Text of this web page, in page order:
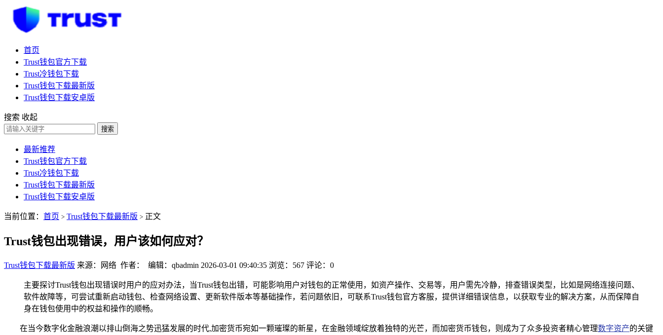
首页
Trust钱包官方下载
Trust冷钱包下载
Trust钱包下载最新版
Trust钱包下载安卓版
搜索 收起
搜索
最新推荐
Trust钱包官方下载
Trust冷钱包下载
Trust钱包下载最新版
Trust钱包下载安卓版
当前位置： 首页 > Trust钱包下载最新版 > 正文
Trust钱包出现错误，用户该如何应对？
Trust钱包下载最新版 来源：网络 作者： 编辑：qbadmin 2026-03-01 09:40:35 浏览：567 评论：0
主要探讨Trust钱包出现错误时用户的应对办法，当Trust钱包出错，可能影响用户对钱包的正常使用，如资产操作、交易等，用户需先冷静，排查错误类型，比如是网络连接问题、
软件故障等，可尝试重新启动钱包、检查网络设置、更新软件版本等基础操作，若问题依旧，可联系Trust钱包官方客服，提供详细错误信息，以获取专业的解决方案，从而保障自
身在钱包使用中的权益和操作的顺畅。
在当今数字化金融浪潮以排山倒海之势迅猛发展的时代,加密货币宛如一颗璀璨的新星，在金融领域绽放着独特的光芒，而加密货币钱包，则成为了众多投资者精心管理数字资产的关键